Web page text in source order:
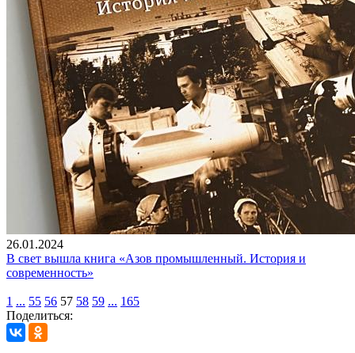
26.01.2024
В свет вышла книга «Азов промышленный. История и
современность»
1 ... 55 56 57 58 59 ... 165
Поделиться: